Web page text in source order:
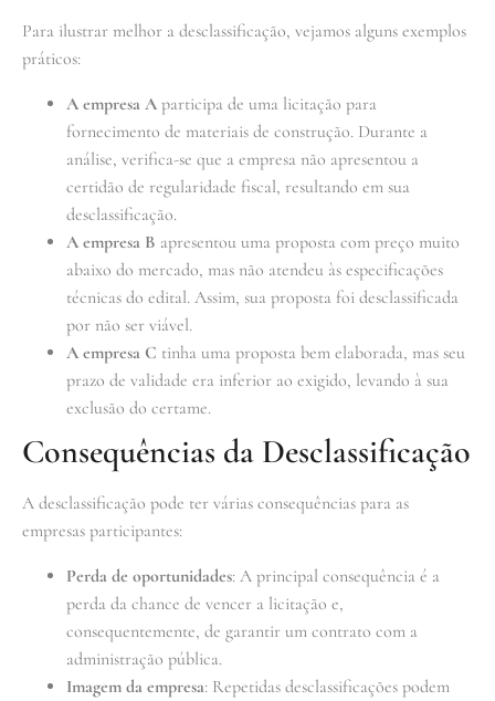
Para ilustrar melhor a desclassificação, vejamos alguns exemplos
práticos:
A empresa A participa de uma licitação para
fornecimento de materiais de construção. Durante a
análise, verifica-se que a empresa não apresentou a
certidão de regularidade fiscal, resultando em sua
desclassificação.
A empresa B apresentou uma proposta com preço muito
abaixo do mercado, mas não atendeu às especificações
técnicas do edital. Assim, sua proposta foi desclassificada
por não ser viável.
A empresa C tinha uma proposta bem elaborada, mas seu
prazo de validade era inferior ao exigido, levando à sua
exclusão do certame.
Consequências da Desclassificação
A desclassificação pode ter várias consequências para as
empresas participantes:
Perda de oportunidades: A principal consequência é a
perda da chance de vencer a licitação e,
consequentemente, de garantir um contrato com a
administração pública.
Imagem da empresa: Repetidas desclassificações podem